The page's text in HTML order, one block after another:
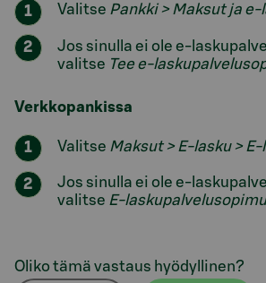
Valitse Pankki > Maksut ja e-
Jos sinulla ei ole e-
valitse Tee e-
Verkkopankissa
Valitse Maksut > E-lasku >
Jos sinulla ei ole e-
valitse E-
Oliko tämä vastaus hyödyllinen?